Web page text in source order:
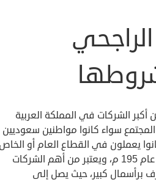
الشركات في المملكة العربية
سواء كانوا مواطنين سعوديين
يعملون في القطاع العام أو
وتأسس مصرف الراجحي السعودي عام 195 م، ويعتبر من أهم الشركات
برأسمال كبير، حيث يصل إلى